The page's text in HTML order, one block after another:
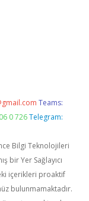
Teams:
0 726 Telegram:
Bilgi Teknolojileri
bir Yer Sağlayıcı
içerikleri proaktif
bulunmamaktadır.